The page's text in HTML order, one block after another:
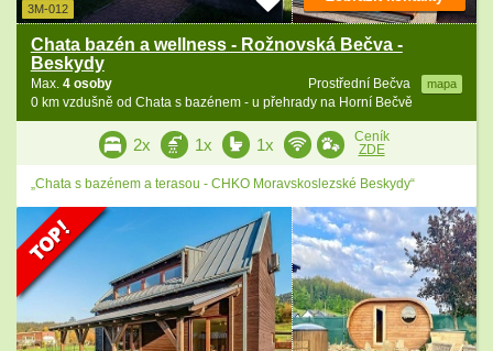
3M-012
Chata bazén a wellness - Rožnovská Bečva -
Beskydy
Prostřední Bečva mapa
Max. 4 osoby
0 km vzdušně od Chata s bazénem - u přehrady na Horní Bečvě
2x 1x 1x
Ceník
ZDE
„Chata s bazénem a terasou - CHKO Moravskoslezské Beskydy“